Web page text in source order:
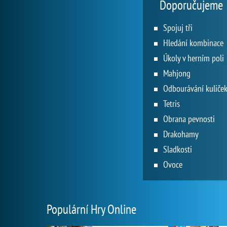
Doporučujeme
Spojuj tři
Hledání kombinace
Úkoly v herním poli
Mahjong
Odbourávání kuliček
Tetris
Obrana pevnosti
Drakohamy
Sladkosti
Ovoce
Populární Hry Online